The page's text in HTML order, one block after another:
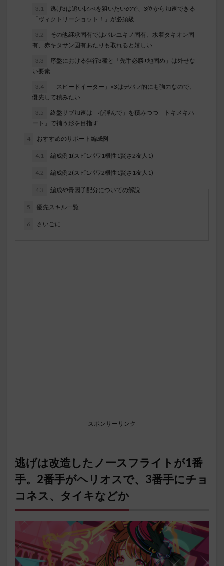
3.1
逃げ3は追い比べを狙いたいので、3位から加速できる
「ヴィクトリーショット！」が必須級
3.2
その他継承固有ではバレユキノ固有、水着タキオン固
有、赤キタサン固有あたりも取れると嬉しい
3.3
序盤における斜行3種と「先手必勝+地固め」は外せな
い要素
3.4
「スピードイーター」×3はデバフ的にも強力なので、
優先して積みたい
3.5
終盤サブ加速は「心弾んで」を積みつつ「トキメキハ
ート」で補う形を目指す
4 おすすめのサポート編成例
4.1 編成例1(スピ1パワ1根性1賢さ2友人1)
4.2 編成例2(スピ1パワ2根性1賢さ1友人1)
4.3 編成や青因子配分についての解説
5 優先スキル一覧
6 さいごに
スポンサーリンク
逃げは改造したノースフライトが1番
手。2番手がヘリオスで、3番手にチョ
コネス、タイキなどか